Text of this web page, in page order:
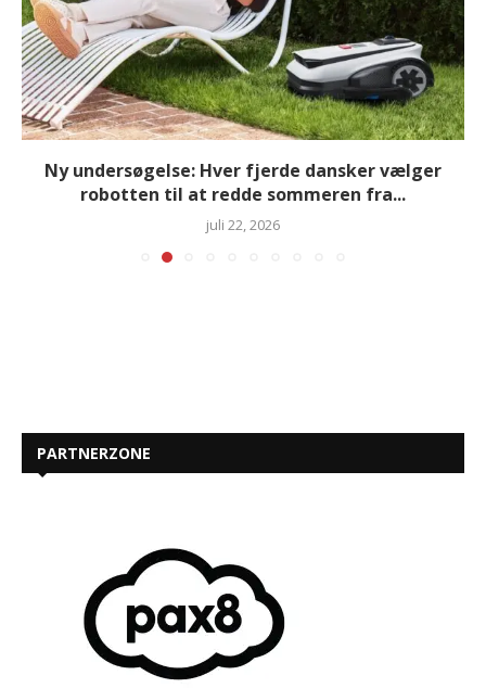
Ny undersøgelse: Hver fjerde dansker vælger
robotten til at redde sommeren fra...
juli 22, 2026
PARTNERZONE